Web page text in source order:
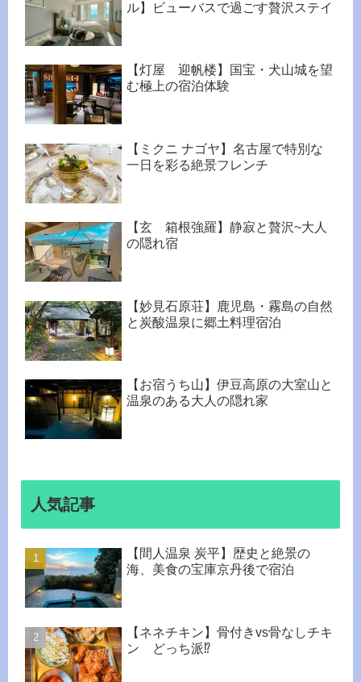
ル】ビューバスで過ごす贅沢ステイ
【灯屋 迎帆楼】国宝・犬山城を望
む極上の宿泊体験
【ミクニ ナゴヤ】名古屋で特別な
一日を彩る絶景フレンチ
【玄 箱根強羅】静寂と贅沢~大人
の隠れ宿
【妙見石原荘】鹿児島・霧島の自然
と炭酸温泉に郷土料理宿泊
【お宿うち山】伊豆高原の大室山と
温泉のある大人の隠れ家
人気記事
【間人温泉 炭平】歴史と絶景の
海、美食の宝庫京丹後で宿泊
【ネネチキン】骨付きvs骨なしチキ
ン どっち派⁉︎